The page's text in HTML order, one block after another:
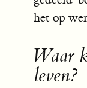
het op
Waar
leven?